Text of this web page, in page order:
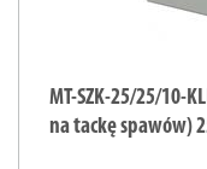
MT-SZK-25/25/10-
na tackę spawów)